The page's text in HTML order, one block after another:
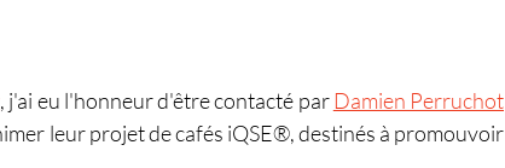
, j'ai eu l'honneur d'être contacté par Damien Perruchot
leur projet de cafés iQSE®, destinés à promouvoir